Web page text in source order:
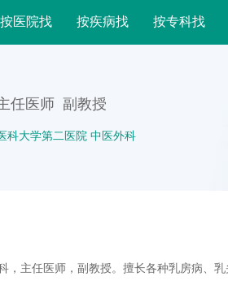
按医院找 按疾病找 按专科找
任医师 副教授
科大学第二医院 中医外科
，主任医师，副教授。擅长各种乳房病、